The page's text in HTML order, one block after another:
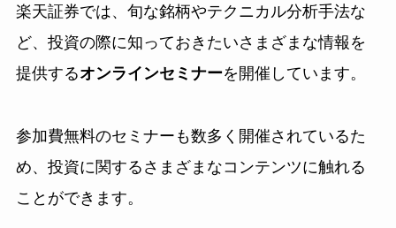
楽天証券では、旬な銘柄やテクニカル分析手法な
ど、投資の際に知っておきたいさまざまな情報を
提供するオンラインセミナーを開催しています。
参加費無料のセミナーも数多く開催されているた
め、投資に関するさまざまなコンテンツに触れる
ことができます。